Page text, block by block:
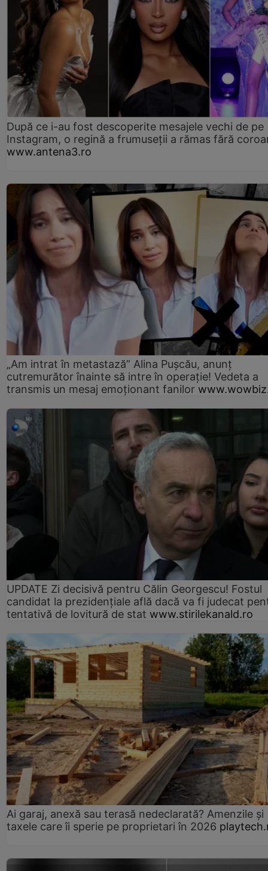
După ce i-au fost descoperite mesajele vechi de pe
Instagram, o regină a frumuseții a rămas fără
www.antena3.ro
„Am intrat în metastază” Alina Pușcău, anunț
cutremurător înainte să intre în operație! Vedeta a
transmis un mesaj emoționant fanilor
UPDATE Zi decisivă pentru Călin Georgescu! Fostul
candidat la prezidențiale află dacă va fi judecat
tentativă de lovitură de stat www.stirilekanald.ro
Ai garaj, anexă sau terasă nedeclarată? Amenzile și
taxele care îi sperie pe proprietari în 2026